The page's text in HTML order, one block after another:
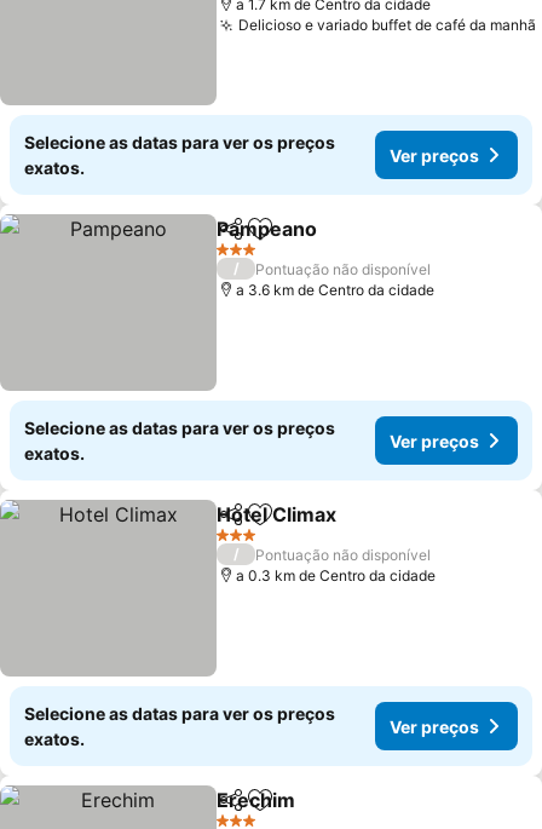
a 1.7 km de Centro da cidade
Delicioso e variado buffet de café da manhã
Selecione as datas para ver os preços
exatos.
Ver preços
PartilharAdicionar aos favoritos
Pampeano
3 Estrelas
/
Pontuação não disponível
a 3.6 km de Centro da cidade
Selecione as datas para ver os preços
exatos.
Ver preços
PartilharAdicionar aos favoritos
Hotel Climax
3 Estrelas
/
Pontuação não disponível
a 0.3 km de Centro da cidade
Selecione as datas para ver os preços
exatos.
Ver preços
PartilharAdicionar aos favoritos
Erechim